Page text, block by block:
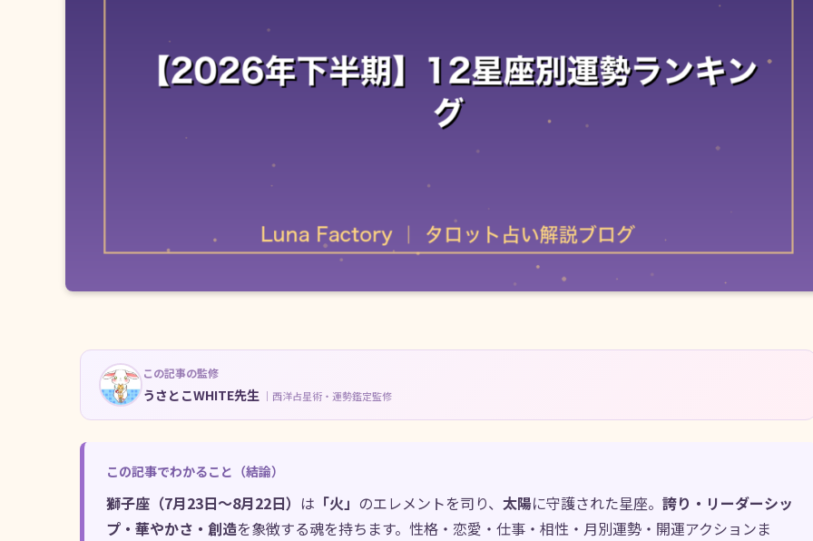
この記事の監修
うさとこWHITE先生 ｜西洋占星術・運勢鑑定監修
この記事でわかること（結論）
獅子座（7月23日〜8月22日） は 「火」 のエレメントを司り、 太陽に守護された星座。 誇り・リーダーシッ
プ・華やかさ・創造を象徴する魂を持ちます。性格・恋愛・仕事・相性・月別運勢・開運アクションま